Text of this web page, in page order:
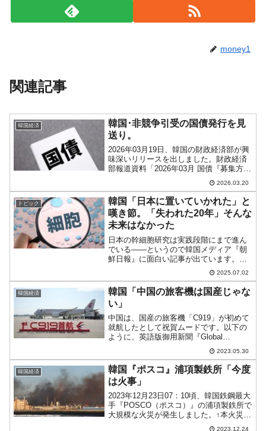
money1
関連記事
韓国経済
韓国･非競争引受の国債発行を見
送り。
2026年03月19日、韓国の財政経済部が興
味深いリリースを出しました。財政経済
部報道資料「2026年03月 国債『募集方
式・非競争引受』発行 未実施」財政経済
部は、最近の国債発行実績、需給環境な
どを勘案し、2026年03月には「募集方
式・...
2026.03.20
トピック
韓国「日本に置いていかれた」と
嘆き節。「失われた20年」そんな
未来はなかった
日本の幹細胞研究は実践段階にまで進ん
でいる――というので韓国メディア『朝
鮮日報』に面白い記事が出ています。記
事から一部を以下に引きます。（前略）
韓国と日本は2000年代初頭まで、未来医
学の花と呼ばれた幹細胞研究をめぐって
激しく競争していた。...
2025.07.02
韓国経済
韓国「中国の旅客機は国産じゃな
い」
中国は、国産の旅客機「C919」が初めて
就航したとして祝賀ムードです。以下の
ように、英語版御用新聞『Global
Times』も誇らしく第一面で扱っており
ます。⇒参照・引用元：『Global
Times』「中国のC919旅客機が初の商用
飛行...
2023.05.30
韓国経済
韓国『ポスコ』浦項製鉄所「今度
は火事」
2023年12月23日07：10頃、韓国鉄鋼最大
手『POSCO（ポスコ）』の浦項製鉄所で
大規模な火災が発生しました。↑本火災を
報じるYouTube『聯合ニュース』チャン
2023.12.24